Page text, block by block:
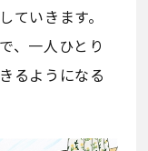
ていきます。
、一人ひとり
るようになる